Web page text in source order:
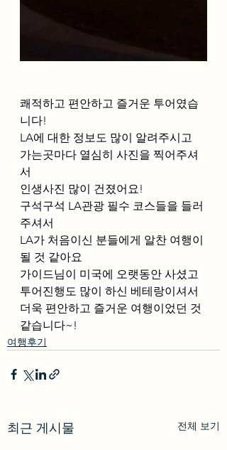
쾌적하고 편안하고 즐거운 투어였습
니다!
LA에 대한 정보도 많이 알려주시고
가는곳마다 열심히 사진을 찍어주셔
서
인생사진 많이 건졌어요!
구석구석 LA관광 필수 코스들을 들러
주셔서
LA가 처음이신 분들에게 알찬 여행이
될 것 같아요
가이드님이 미국에 오랫동안 사셨고
투어진행도 많이 하신 베테랑이셔서
더욱 편안하고 즐거운 여행이었던 것
같습니다~!
여행후기
최근 게시물 전체 보기